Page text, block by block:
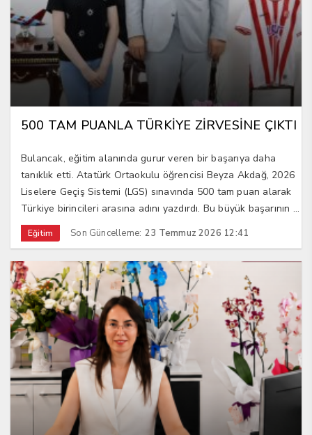
500 TAM PUANLA TÜRKİYE ZİRVESİNE ÇIKTI
Bulancak, eğitim alanında gurur veren bir başarıya daha
tanıklık etti. Atatürk Ortaokulu öğrencisi Beyza Akdağ, 2026
Liselere Geçiş Sistemi (LGS) sınavında 500 tam puan alarak
Türkiye birincileri arasına adını yazdırdı. Bu büyük başarının ...
Eğitim Son Güncelleme: 23 Temmuz 2026 12:41